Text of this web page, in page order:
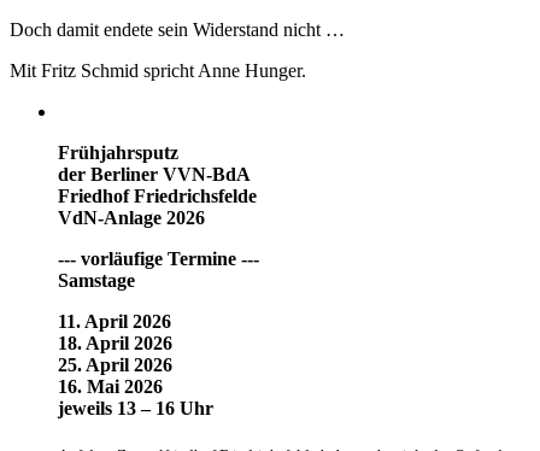
Doch damit endete sein Widerstand nicht …
Mit Fritz Schmid spricht Anne Hunger.
Frühjahrsputz
der Berliner VVN-BdA
Friedhof Friedrichsfelde
VdN-Anlage 2026
--- vorläufige Termine ---
Samstage
11. April 2026
18. April 2026
25. April 2026
16. Mai 2026
jeweils 13 – 16 Uhr